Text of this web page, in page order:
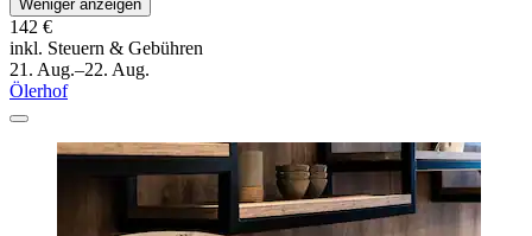
Weniger anzeigen
142 €
inkl. Steuern & Gebühren
21. Aug.–22. Aug.
Ölerhof